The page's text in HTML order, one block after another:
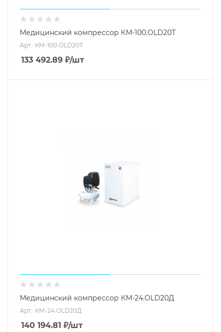
Медицинский компрессор КМ-100.OLD20Т
Арт.: КМ-100.OLD20Т
133 492.89 ₽/шт
Медицинский компрессор КМ-24.OLD20Д
Арт.: КМ-24.OLD20Д
140 194.81 ₽/шт